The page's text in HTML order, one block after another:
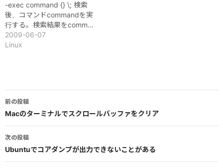
-exec command {} \; 検索
後、コマンドcommandを実
行する。検索結果をcomm…
2009-06-07
Linux
投
稿
ナ
ビ
前の投稿
Macのターミナルでスクロールバッファをクリア
次の投稿
Ubuntuでコアダンプが出力できないことがある